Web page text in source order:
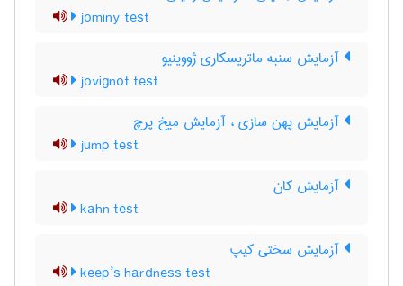
jominy test
آزمایش سنبه ماتریسکاری ژووینیو
jovignot test
آزمایش پهن سازی ، آزمایش میخ پرچ
jump test
آزمایش کان
kahn test
آزمایش سختی کیپ
keep’s hardness test